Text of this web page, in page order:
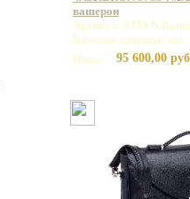
вашерон
Артикул: 9739
Базовая единица: шт
Цена:
95 600,00